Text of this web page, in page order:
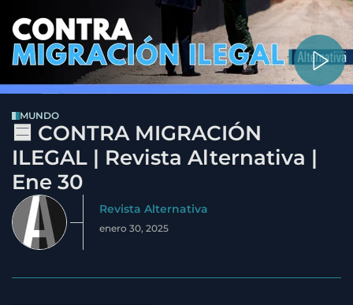
MUNDO
🟦 CONTRA MIGRACIÓN
ILEGAL | Revista Alternativa |
Ene 30
Revista Alternativa
enero 30, 2025